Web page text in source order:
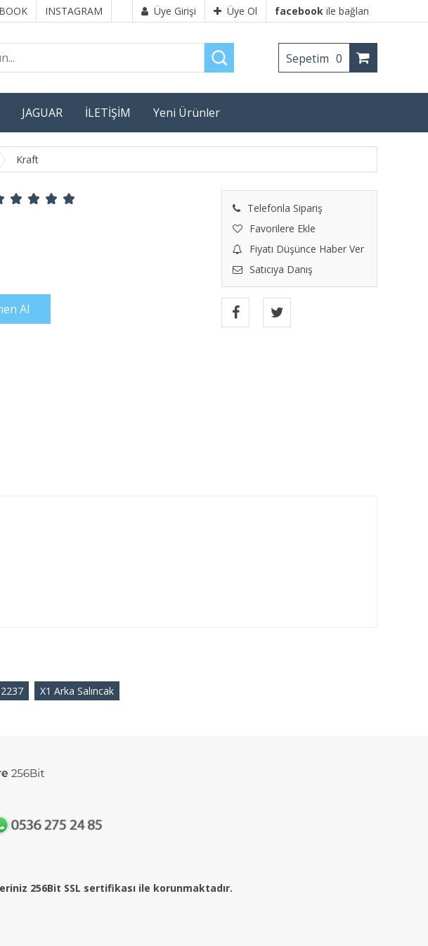
INSTAGRAM Üye Girişi Üye Ol facebook ile bağlan
Sepetim 0
JAGUAR İLETİŞİM Yeni Ürünler
Kraft
Telefonla Sipariş
Favorilere Ekle
Fiyatı Düşünce Haber Ver
Satıcıya Danış
X1 Arka Salıncak
256Bit SSL sertifikası ile korunmaktadır.